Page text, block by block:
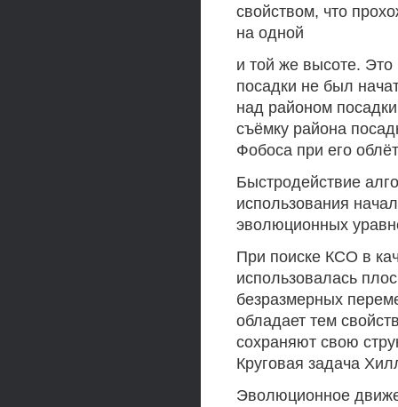
свойством, что
на одной
и той же высоте. Это
посадки не был
над районом
съёмку района
Фобоса при его
Быстродействие
использования
эволюционных
При поиске КСО в
использовалась
безразмерных
обладает тем
сохраняют свою
Круговая задача
Эволюционное